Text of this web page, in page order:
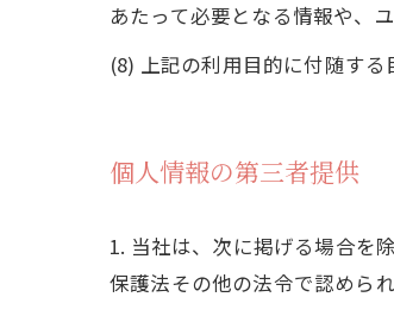
あたって必要となる情報や、
(8) 上記の利用目的に付随する
個人情報の第三者提供
1. 当社は、次に掲げる場合を
保護法その他の法令で認めら